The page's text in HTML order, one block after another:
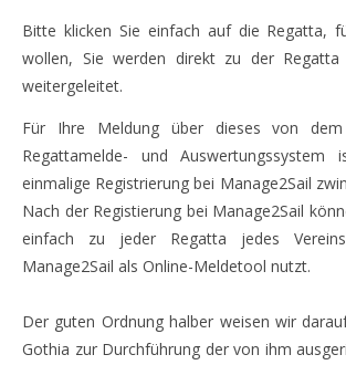
Bitte klicken Sie einfach auf die Regatta,
wollen, Sie werden direkt zu der Regatta
weitergeleitet.
Für Ihre Meldung über dieses von
Regattamelde- und
einmalige Registrierung bei Manage2Sail
Nach der Registierung bei Manage2Sail
einfach zu jeder Regatta jedes
Manage2Sail als Online-Meldetool nutzt.
Der guten Ordnung halber weisen wir
Gothia zur Durchführung der von ihm